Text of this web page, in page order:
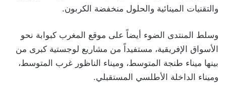
والتقنيات المينائية والحلول منخفضة الكربون.
وسلط المنتدى الضوء أيضاً على موقع المغرب كبوابة نحو
الأسواق الإفريقية، مستفيداً من مشاريع لوجستية كبرى من
بينها ميناء طنجة المتوسط، وميناء الناظور غرب المتوسط،
وميناء الداخلة الأطلسي المستقبلي.